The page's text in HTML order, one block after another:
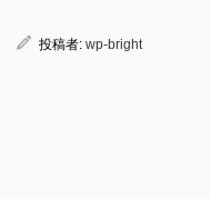
投稿者: wp-bright